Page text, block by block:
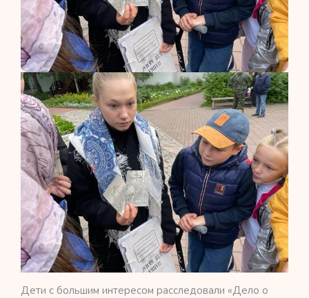
Дети с большим интересом расследовали «Дело о